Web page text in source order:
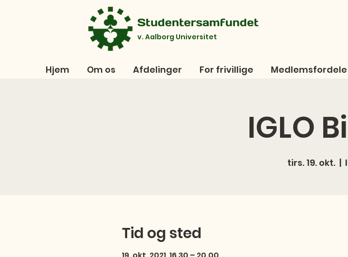
Studentersamfundet
v. Aalborg Universitet
Hjem Om os Afdelinger For frivillige Medlemsfordele
IGLO
tirs. 19. okt.
  |
Tid og sted